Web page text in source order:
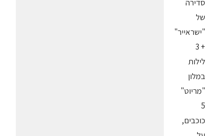
סדירה
של
"ישראייר"
+ 3
לילות
במלון
"מריוט"
5
כוכבים,